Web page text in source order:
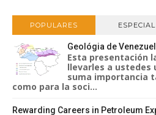
POPULARES ESPECIAL
Geológia de
Esta presentación
llevarles a ustedes
suma importancia
como para la soci...
Rewarding Careers in Petroleum